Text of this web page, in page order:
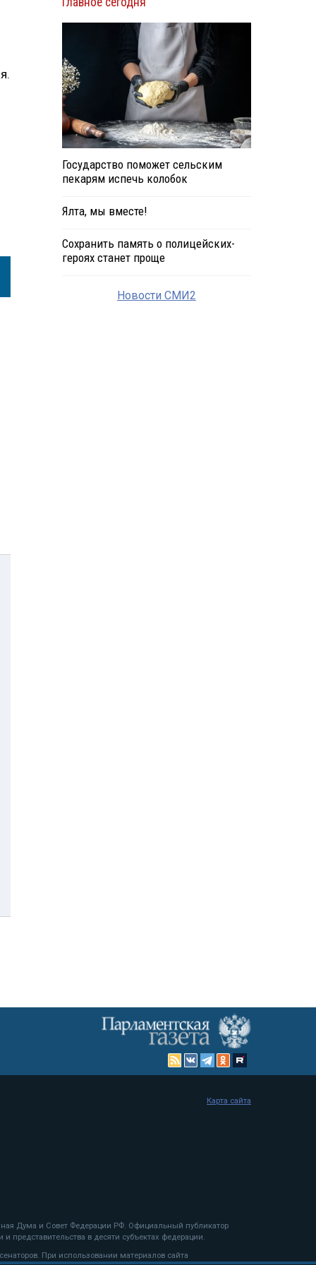
Государство поможет сельским
пекарям испечь колобок
Ялта, мы вместе!
Сохранить память о полицейских-
героях станет проще
Новости СМИ2
Дума и Совет Федерации РФ. Официальный публикатор
представительства в десяти субъектах федерации.
При использовании материалов сайта
Карта сайта